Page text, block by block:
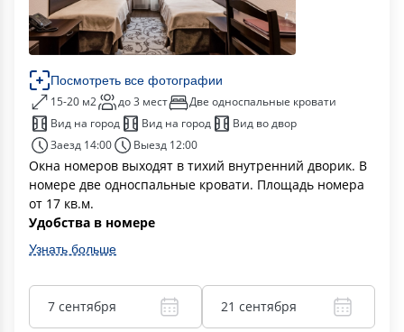
Посмотреть все фотографии
15-20 м2 до 3 мест
Две односпальные кровати
Вид на город
Вид на город
Вид во двор
Заезд 14:00
Выезд 12:00
Окна номеров выходят в тихий внутренний дворик. В
номере две односпальные кровати. Площадь номера
от 17 кв.м.
Удобства в номере
Узнать больше
7 сентября 21 сентября